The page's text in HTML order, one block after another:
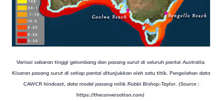
Variasi sebaran tinggi gelombang dan pasang surut di seluruh pantai Australia.
Kisaran pasang surut di setiap pantai ditunjukkan oleh satu titik. Pengolahan data
CAWCR hindcast, data model pasang milik Robbi Bishop-Taylor. (Source :
https://theconversation.com)